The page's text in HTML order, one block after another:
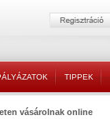
TIPPEK
vásárolnak online